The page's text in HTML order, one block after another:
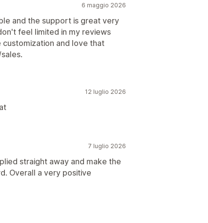
6 maggio 2026
and the support is great very
feel limited in my reviews
and love that
12 luglio 2026
7 luglio 2026
straight away and make the
Overall a very positive